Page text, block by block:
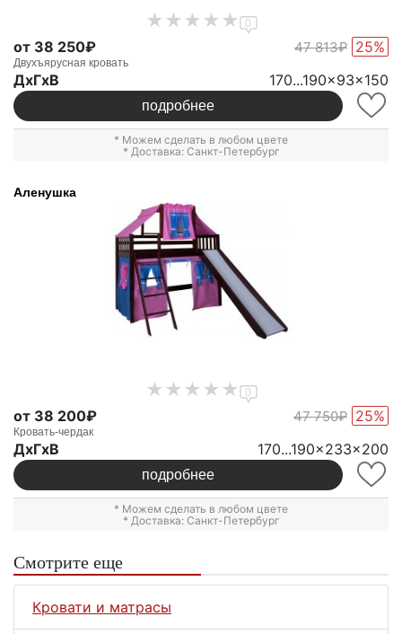
0
от 38 250₽ 47 813₽ 25%
Двухъярусная кровать
ДxГxВ 170...190x93x150
подробнее
* Можем сделать в любом цвете
* Доставка: Санкт-Петербург
Аленушка
0
от 38 200₽ 47 750₽ 25%
Кровать-чердак
ДxГxВ 170...190x233x200
подробнее
* Можем сделать в любом цвете
* Доставка: Санкт-Петербург
Смотрите еще
Кровати и матрасы